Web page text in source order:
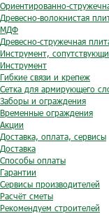
Ориентированно-
Древесно-волокнистая
МДФ
Древесно-стружечная
Инструмент,
Инструмент
Гибкие связи и крепеж
Сетка для армирующего
Заборы и ограждения
Временные ограждения
Акции
Доставка, оплата, сервисы
Доставка
Способы оплаты
Гарантии
Сервисы производителей
Расчёт сметы
Рекомендуем строителей